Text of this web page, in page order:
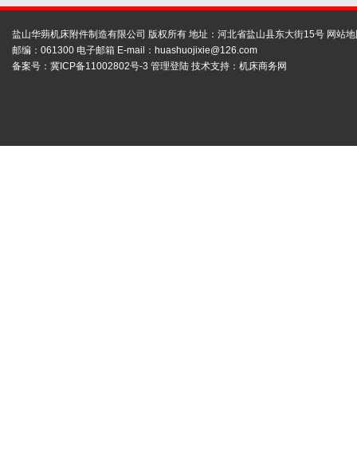
盐山华蒴机床附件制造有限公司 版权所有 地址：河北省盐山县东大街15号 网站
邮编：061300 电子邮箱 E-mail： huashuojixie@126.com
备案号： 冀ICP备11002802号-3 管理登陆 技术支持： 机床商务网